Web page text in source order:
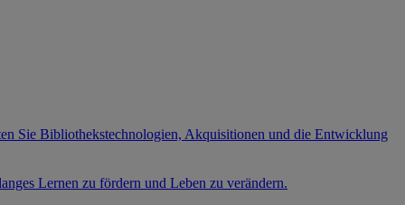
Sie Bibliothekstechnologien, Akquisitionen und die Entwicklung
Lernen zu fördern und Leben zu verändern.